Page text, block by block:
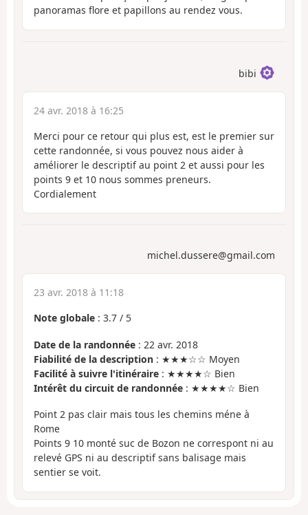
panoramas flore et papillons au rendez vous.
bibi
24 avr. 2018 à 16:25
Merci pour ce retour qui plus est, est le premier sur
cette randonnée, si vous pouvez nous aider à
améliorer le descriptif au point 2 et aussi pour les
points 9 et 10 nous sommes preneurs.
Cordialement
michel.dussere@gmail.com
23 avr. 2018 à 11:18
Note globale : 3.7 / 5
Date de la randonnée : 22 avr. 2018
Fiabilité de la description : ★★★☆☆ Moyen
Facilité à suivre l'itinéraire : ★★★★☆ Bien
Intérêt du circuit de randonnée : ★★★★☆ Bien
Point 2 pas clair mais tous les chemins méne à
Rome
Points 9 10 monté suc de Bozon ne correspont ni au
relevé GPS ni au descriptif sans balisage mais
sentier se voit.